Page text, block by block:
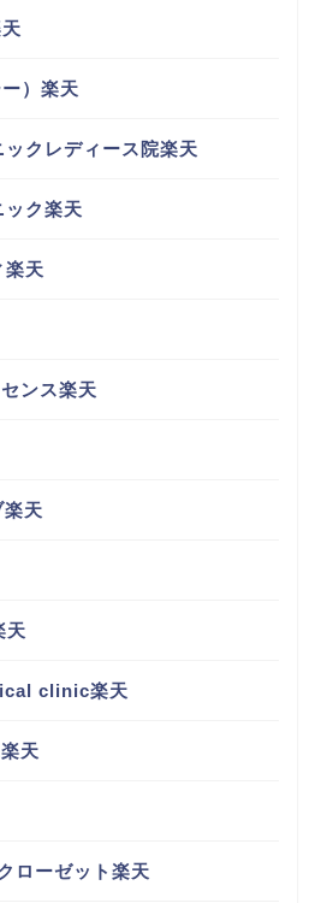
）楽天
クレディース院楽天
ク楽天
楽天
ンス楽天
天
天
clinic楽天
天
ローゼット楽天